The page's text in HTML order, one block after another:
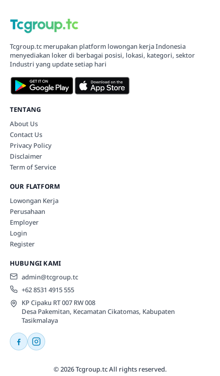
Tcgroup.tc merupakan platform lowongan kerja Indonesia
menyediakan loker di berbagai posisi, lokasi, kategori, sektor
Industri yang update setiap hari
TENTANG
About Us
Contact Us
Privacy Policy
Disclaimer
Term of Service
OUR FLATFORM
Lowongan Kerja
Perusahaan
Employer
Login
Register
HUBUNGI KAMI
admin@tcgroup.tc
+62 8531 4915 555
KP Cipaku RT 007 RW 008
Desa Pakemitan, Kecamatan Cikatomas, Kabupaten
Tasikmalaya
© 2026 Tcgroup.tc All rights reserved.